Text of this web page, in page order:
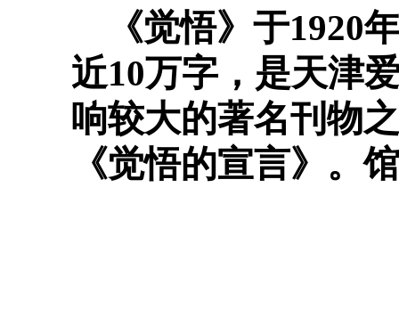
《觉悟》于1920
近10万字，是天津
响较大的著名刊物
《觉悟的宣言》。